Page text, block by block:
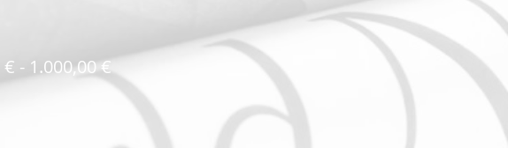
- 1.000,00 €